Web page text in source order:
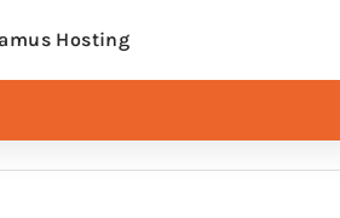
Hosting